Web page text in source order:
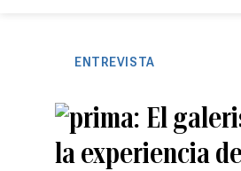
ENTREVISTA
El
la experiencia